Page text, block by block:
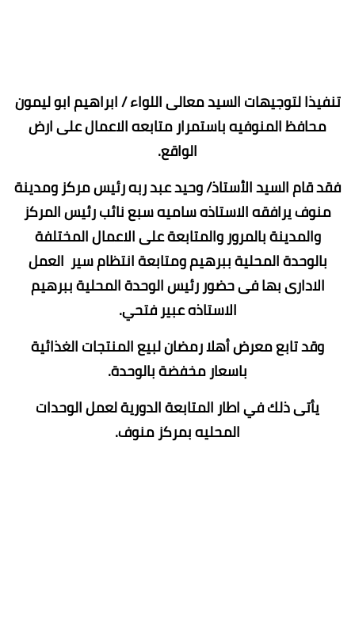
تنفيذا لتوجيهات السيد معالى اللواء / ابراهيم ابو ليمون
محافظ المنوفيه باستمرار متابعه الاعمال على ارض
الواقع.
فقد قام السيد الأستاذ/ وحيد عبد ربه رئيس مركز ومدينة
منوف يرافقه الاستاذه ساميه سبع نائب رئيس المركز
والمدينة بالمرور والمتابعة على الاعمال المختلفة
بالوحدة المحلية ببرهيم ومتابعة انتظام سير العمل
الادارى بها فى حضور رئيس الوحدة المحلية ببرهيم
الاستاذه عبير فتحي.
وقد تابع معرض أهلا رمضان لبيع المنتجات الغذائية
باسعار مخفضة بالوحدة.
يأتى ذلك في اطار المتابعة الدورية لعمل الوحدات
المحليه بمركز منوف.